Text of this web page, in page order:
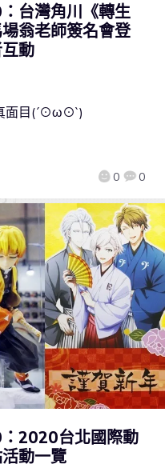
台灣角川《轉生
翁老師簽名會登
動
0 0
面目(´⊙ω⊙`)
2020台北國際動
動一覽